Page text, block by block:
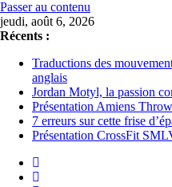
Passer au contenu
jeudi, août 6, 2026
Récents :
Traductions des
anglais
Jordan Motyl, la passion
Présentation Amiens
7 erreurs sur cette frise
Présentation CrossFit